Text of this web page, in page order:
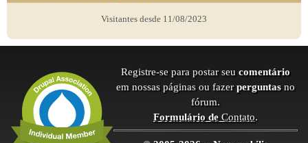
Visitantes desde 11/08/2023
Registre-se para postar seu comentário
em nossas páginas ou fazer perguntas no
fórum.
Formulário deContato.